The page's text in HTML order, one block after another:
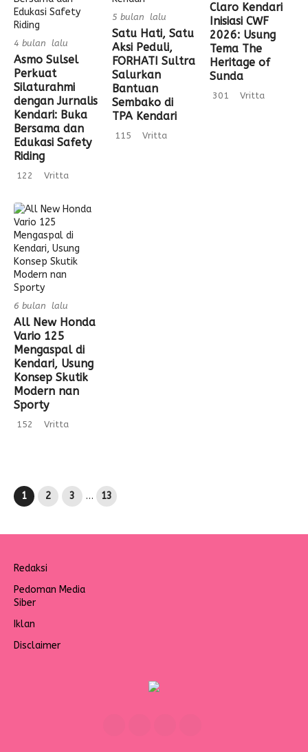
4 bulan lalu
Asmo Sulsel
Perkuat
Silaturahmi
dengan Jurnalis
Kendari: Buka
Bersama dan
Edukasi Safety
Riding
122 Vritta
5 bulan lalu
Satu Hati, Satu
Aksi Peduli,
FORHATI Sultra
Salurkan
Bantuan
Sembako di
TPA Kendari
115 Vritta
Claro Kendari
Inisiasi CWF
2026: Usung
Tema The
Heritage of
Sunda
301 Vritta
6 bulan lalu
All New Honda
Vario 125
Mengaspal di
Kendari, Usung
Konsep Skutik
Modern nan
Sporty
152 Vritta
1 2 3 … 13
Redaksi
Pedoman Media
Siber
Iklan
Disclaimer